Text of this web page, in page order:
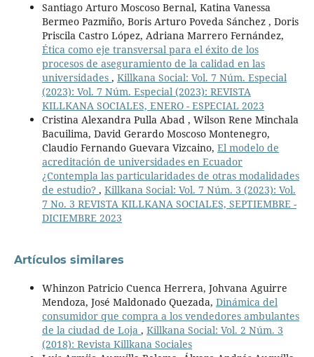
Santiago Arturo Moscoso Bernal, Katina Vanessa
Bermeo Pazmiño, Boris Arturo Poveda Sánchez , Doris
Priscila Castro López, Adriana Marrero Fernández,
Ética como eje transversal para el éxito de los
procesos de aseguramiento de la calidad en las
universidades , Killkana Social: Vol. 7 Núm. Especial
(2023): Vol. 7 Núm. Especial (2023): REVISTA
KILLKANA SOCIALES, ENERO - ESPECIAL 2023
Cristina Alexandra Pulla Abad , Wilson Rene Minchala
Bacuilima, David Gerardo Moscoso Montenegro,
Claudio Fernando Guevara Vizcaino, El modelo de
acreditación de universidades en Ecuador
¿Contempla las particularidades de otras modalidades
de estudio? , Killkana Social: Vol. 7 Núm. 3 (2023): Vol.
7 No. 3 REVISTA KILLKANA SOCIALES, SEPTIEMBRE -
DICIEMBRE 2023
Artículos similares
Whinzon Patricio Cuenca Herrera, Johvana Aguirre
Mendoza, José Maldonado Quezada, Dinámica del
consumidor que compra a los vendedores ambulantes
de la ciudad de Loja , Killkana Social: Vol. 2 Núm. 3
(2018): Revista Killkana Sociales